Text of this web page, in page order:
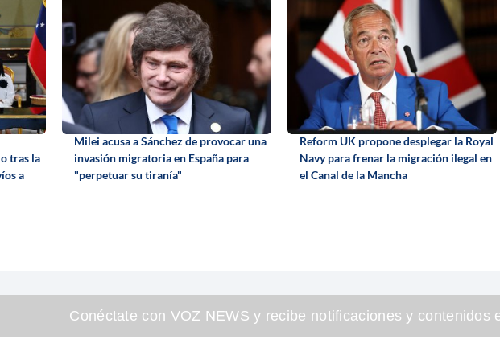
tras la
a
Milei acusa a Sánchez de provocar una
invasión migratoria en España para
"perpetuar su tiranía"
Reform UK propone desplegar la Royal
Navy para frenar la migración ilegal en
el Canal de la Mancha
Conéctate con VOZ NEWS y recibe notificaciones y contenidos